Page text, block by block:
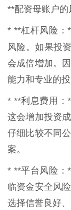
**配资母账户
* **杠杆风险：
风险。如果投
会成倍增加。
能力和专业的投
* **利息费用：
这会增加投资
仔细比较不同
案。
* **平台风险：
临资金安全风
选择信誉良好